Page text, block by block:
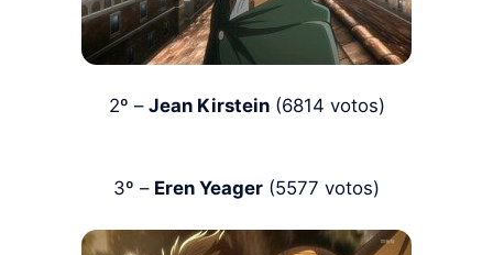
2º – Jean Kirstein(6814 votos)
3º – Eren Yeager (5577 votos)